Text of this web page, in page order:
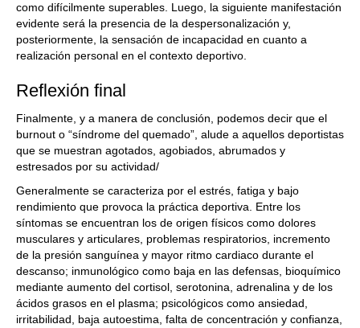
como difícilmente superables. Luego, la siguiente manifestación
evidente será la presencia de la despersonalización y,
posteriormente, la sensación de incapacidad en cuanto a
realización personal en el contexto deportivo.
Reflexión final
Finalmente, y a manera de conclusión, podemos decir que el
burnout o “síndrome del quemado”, alude a aquellos deportistas
que se muestran agotados, agobiados, abrumados y
estresados por su actividad/
Generalmente se caracteriza por el estrés, fatiga y bajo
rendimiento que provoca la práctica deportiva. Entre los
síntomas se encuentran los de origen físicos como dolores
musculares y articulares, problemas respiratorios, incremento
de la presión sanguínea y mayor ritmo cardiaco durante el
descanso; inmunológico como baja en las defensas, bioquímico
mediante aumento del cortisol, serotonina, adrenalina y de los
ácidos grasos en el plasma; psicológicos como ansiedad,
irritabilidad, baja autoestima, falta de concentración y confianza,